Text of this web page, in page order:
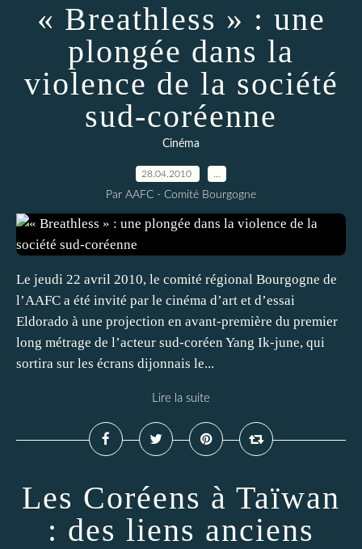
« Breathless » : une
plongée dans la
violence de la société
sud-coréenne
Cinéma
28.04.2010
Par AAFC - Comité Bourgogne
Le jeudi 22 avril 2010, le comité régional Bourgogne de
l’AAFC a été invité par le cinéma d’art et d’essai
Eldorado à une projection en avant-première du premier
long métrage de l’acteur sud-coréen Yang Ik-june, qui
sortira sur les écrans dijonnais le...
Lire la suite
Les Coréens à Taïwan
: des liens anciens